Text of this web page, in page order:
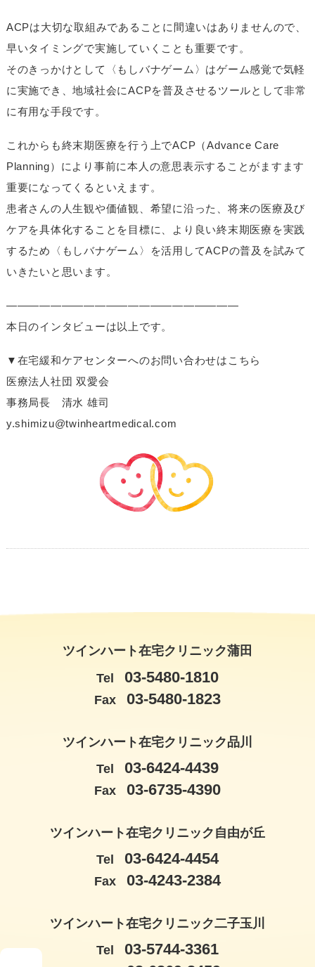
ACPは大切な取組みであることに間違いはありませんので、
早いタイミングで実施していくことも重要です。
そのきっかけとして〈もしバナゲーム〉はゲーム感覚で気軽
に実施でき、地域社会にACPを普及させるツールとして非常
に有用な手段です。
これからも終末期医療を行う上でACP（Advance Care
Planning）により事前に本人の意思表示することがますます
重要になってくるといえます。
患者さんの人生観や価値観、希望に沿った、将来の医療及び
ケアを具体化することを目標に、より良い終末期医療を実践
するため〈もしバナゲーム〉を活用してACPの普及を試みて
いきたいと思います。
—————————————————————
本日のインタビューは以上です。
▼在宅緩和ケアセンターへのお問い合わせはこちら
医療法人社団 双愛会
事務局長 清水 雄司
y.shimizu@twinheartmedical.com
ツインハート在宅クリニック蒲田
Tel
03-5480-1810
Fax 03-5480-1823
ツインハート在宅クリニック品川
Tel
03-6424-4439
Fax 03-6735-4390
ツインハート在宅クリニック自由が丘
Tel
03-6424-4454
Fax 03-4243-2384
ツインハート在宅クリニック二子玉川
Tel
03-5744-3361